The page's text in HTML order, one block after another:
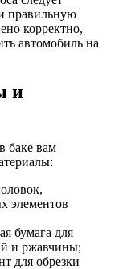
правильную
корректно,
автомобиль на
и
баке вам
элементов
бумага для
и ржавчины;
для обрезки